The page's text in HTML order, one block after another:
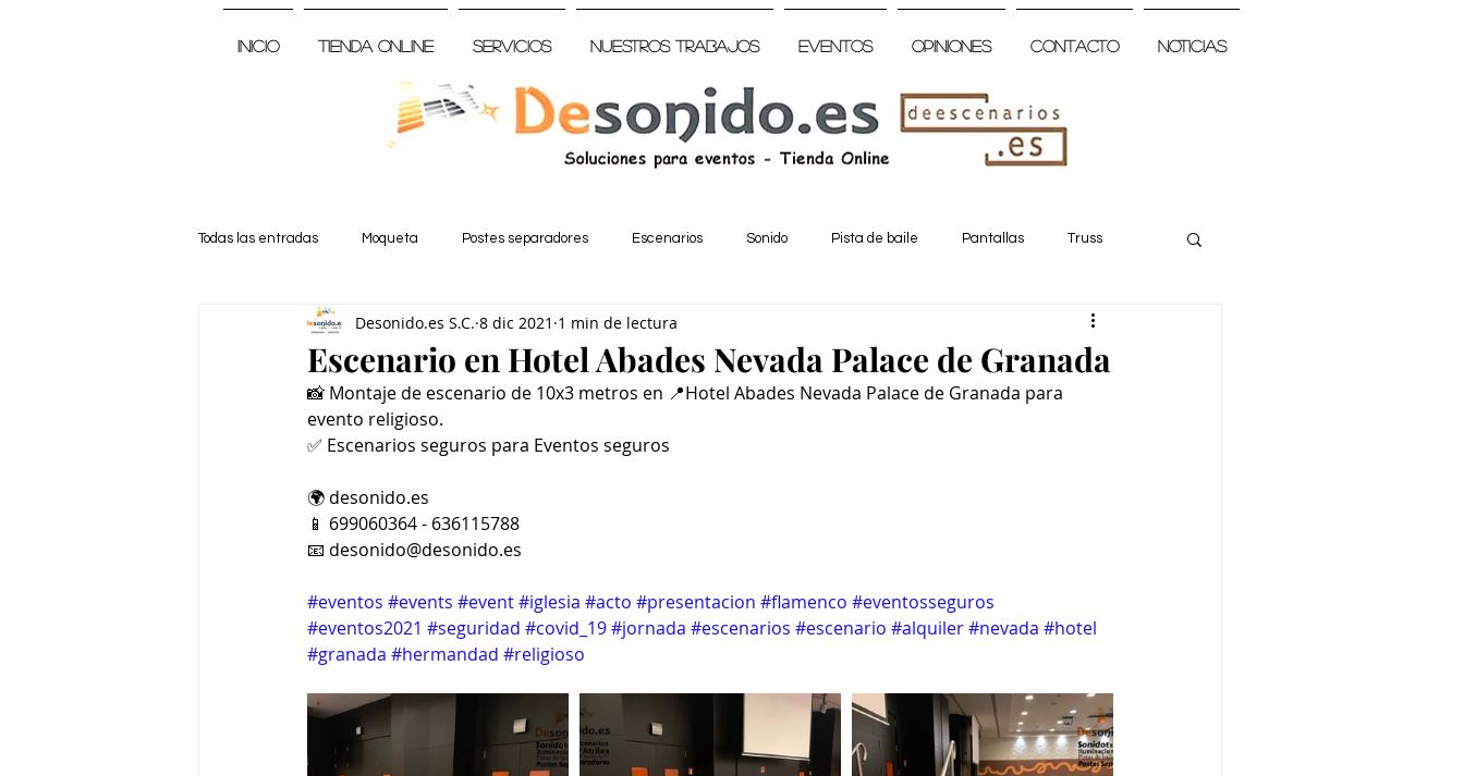
Inicio Tienda Online Servicios Nuestros trabajos Eventos Opiniones Contacto Noticias
Todas las entradas Moqueta Postes separadores Escenarios Sonido Pista de baile Pantallas Truss
Escenario en Hotel Abades Nevada Palace de Granada
Desonido.es S.C. 8 dic 2021 1 min de lectura
📸 Montaje de escenario de 10x3 metros en 📍Hotel Abades Nevada Palace de Granada para
evento religioso.
✅ Escenarios seguros para Eventos seguros
🌍 desonido.es
📱 699060364 - 636115788
📧 desonido@desonido.es
#eventos #events #event#iglesia #acto #presentacion #flamenco #eventosseguros
#eventos2021 #seguridad #covid_19#jornada #escenarios #escenario #alquiler#nevada #hotel
#granada #hermandad #religioso